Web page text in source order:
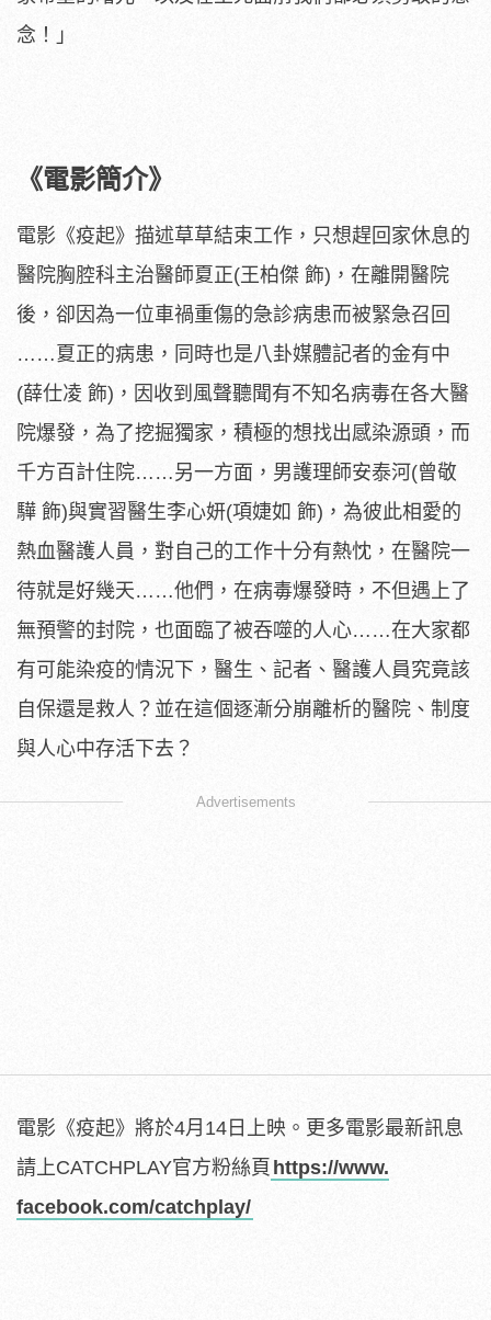
念！」
《電影簡介》
電影《疫起》描述草草結束工作， 只想趕回家休息的
醫院胸腔科主治醫師夏正(王柏傑 飾)，在離開醫院
後，卻因為一位車禍重傷的急診病患而被緊急召回
……夏正的病患，同時也是八卦媒體記者的金有中
(薛仕凌 飾)，因收到風聲聽聞有不知名病毒在各大醫
院爆發， 為了挖掘獨家，積極的想找出感染源頭，而
千方百計住院……另一方面，男護理師安泰河(曾敬
驊 飾)與實習醫生李心妍(項婕如 飾)，為彼此相愛的
熱血醫護人員，對自己的工作十分有熱忱， 在醫院一
待就是好幾天……他們，在病毒爆發時， 不但遇上了
無預警的封院，也面臨了被吞噬的人心……在大家都
有可能染疫的情況下，醫生、記者、醫護人員究竟該
自保還是救人？ 並在這個逐漸分崩離析的醫院、制度
與人心中存活下去？
Advertisements
電影《疫起》將於4月14日上映。更多電影最新訊息
請上CATCHPLAY官方粉絲頁 https://www.
facebook.com/catchplay/